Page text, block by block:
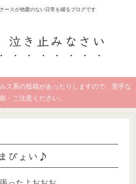
ースが他愛のない日常を綴るブログです
泣き止みなさい
ス系の投稿があったりしますので、苦手な
・ご注意ください。
ぴょい♪